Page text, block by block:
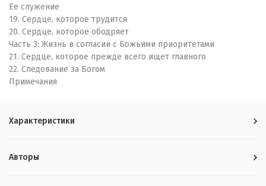
Ее служение
19. Сердце, которое трудится
20. Сердце, которое ободряет
Часть 3: Жизнь в согласии с Божьими приоритетами
21. Сердце, которое прежде всего ищет главного
22. Следование за Богом
Примечания
Характеристики
Авторы